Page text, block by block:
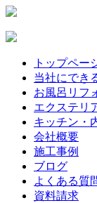
トップペー
当社にでき
お風呂リフ
エクステリ
キッチン・
会社概要
施工事例
ブログ
よくある質
資料請求